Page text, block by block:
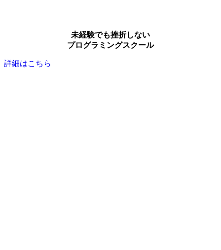
未経験でも挫折しない
プログラミングスクール
詳細はこちら